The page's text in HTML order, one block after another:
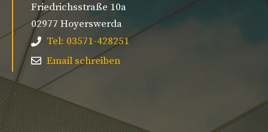
Friedrichsstraße 10a
02977 Hoyerswerda
Tel: 03571-428251
Email schreiben